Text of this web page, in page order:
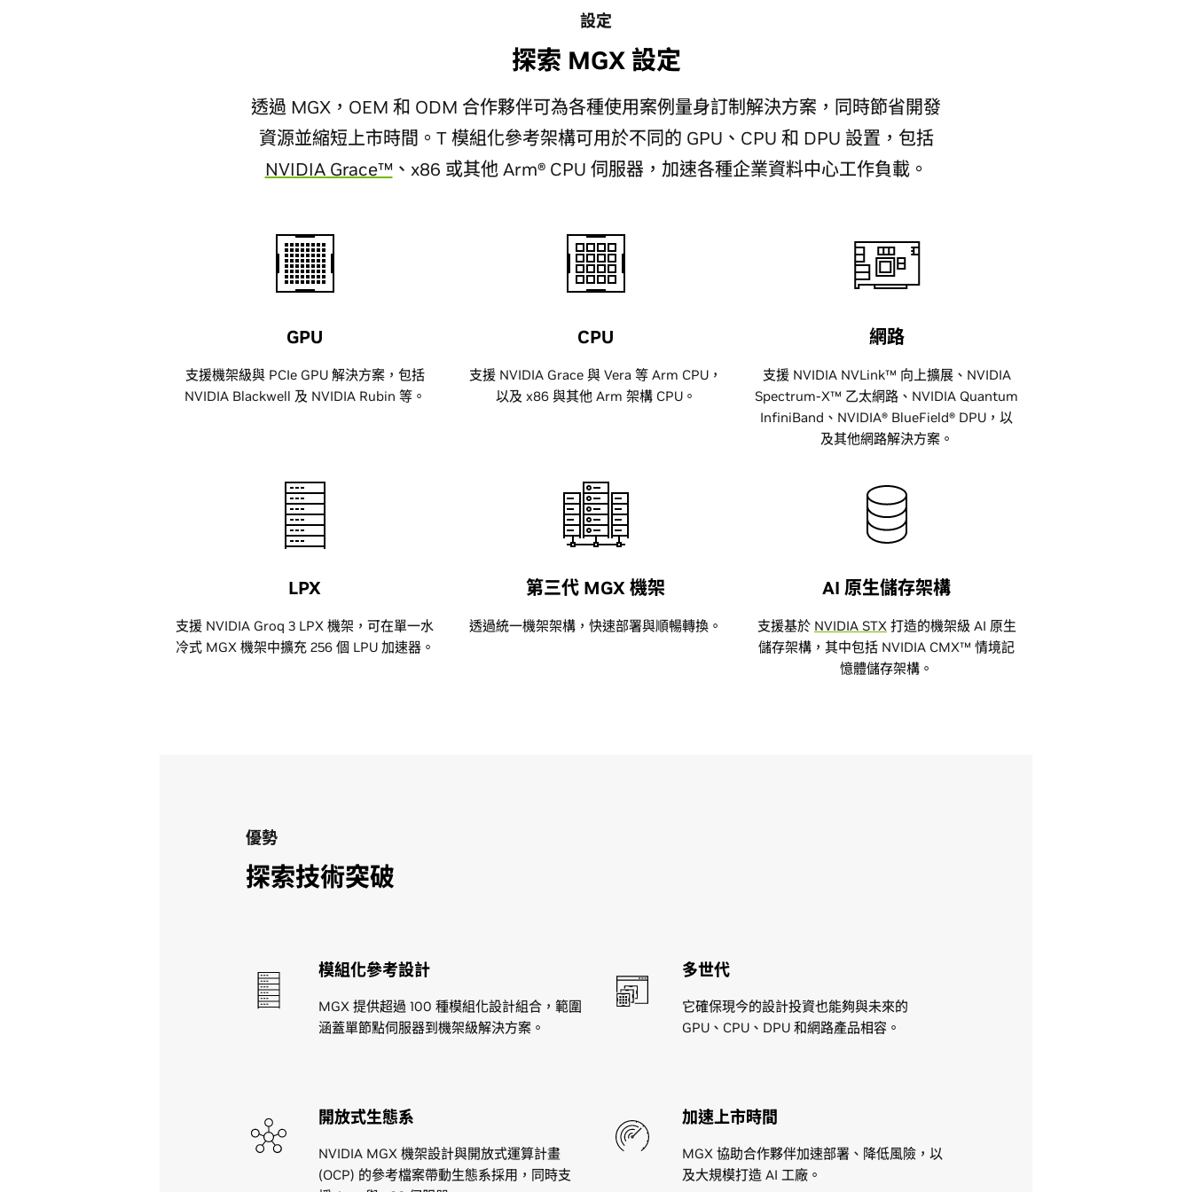
設定
探索 MGX 設定
透過 MGX，OEM 和 ODM 合作夥伴可為各種使用案例量身訂制解決方案，同時節省開發
資源並縮短上市時間。T 模組化參考架構可用於不同的 GPU、CPU 和 DPU 設置，包括
NVIDIA Grace™ 、x86 或其他 Arm® CPU 伺服器，加速各種企業資料中心工作負載。
GPU
支援機架級與 PCIe GPU 解決方案，包括
NVIDIA Blackwell 及 NVIDIA Rubin 等。
CPU
支援 NVIDIA Grace 與 Vera 等 Arm CPU，
以及 x86 與其他 Arm 架構 CPU。
網路
支援 NVIDIA NVLink™ 向上擴展、NVIDIA
Spectrum-X™ 乙太網路、NVIDIA Quantum
InfiniBand、NVIDIA® BlueField® DPU，以
及其他網路解決方案。
LPX
支援 NVIDIA Groq 3 LPX 機架，可在單一水
冷式 MGX 機架中擴充 256 個 LPU 加速器。
第三代 MGX 機架
透過統一機架架構，快速部署與順暢轉換。
AI 原生儲存架構
支援基於 NVIDIA STX打造的機架級 AI 原生
儲存架構，其中包括 NVIDIA CMX™ 情境記
憶體儲存架構。
優勢
探索技術突破
模組化參考設計
MGX 提供超過 100 種模組化設計組合，範圍
涵蓋單節點伺服器到機架級解決方案。
多世代
它確保現今的設計投資也能夠與未來的
GPU、CPU、DPU 和網路產品相容。
開放式生態系
NVIDIA MGX 機架設計與開放式運算計畫
(OCP) 的參考檔案帶動生態系採用，同時支
加速上市時間
MGX 協助合作夥伴加速部署、降低風險，以
及大規模打造 AI 工廠。